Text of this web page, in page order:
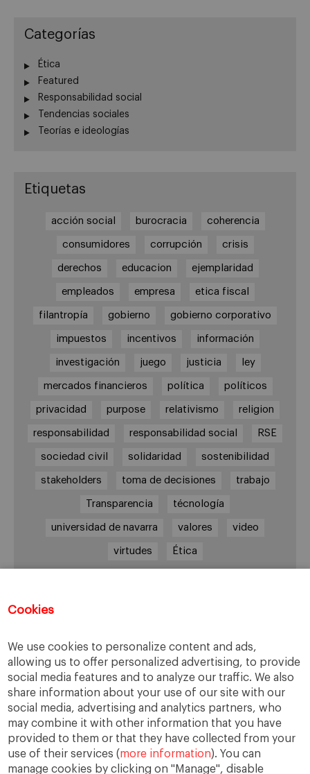
Cookies
We use cookies to personalize content and ads,
allowing us to offer personalized advertising, to provide
social media features and to analyze our traffic. We also
share information about your use of our site with our
social media, advertising and analytics partners, who
may combine it with other information that you have
provided to them or that they have collected from your
use of their services (more information). You can
manage cookies by clicking on "Manage", disable
Categorías
Ética
Featured
Responsabilidad social
Tendencias sociales
Teorías e ideologías
Etiquetas
acción social burocracia coherencia
consumidores corrupción crisis
derechos educacion ejemplaridad
empleados empresa etica fiscal
filantropía gobierno gobierno corporativo
impuestos incentivos información
investigación juego justicia ley
mercados financieros política políticos
privacidad purpose relativismo religion
responsabilidad responsabilidad social RSE
sociedad civil solidaridad sostenibilidad
stakeholders toma de decisiones trabajo
Transparencia técnología
universidad de navarra valores video
virtudes Ética
Enlaces de interés
Center for Business in Society – IESE
EBEN España
IESE Business School
Archivos